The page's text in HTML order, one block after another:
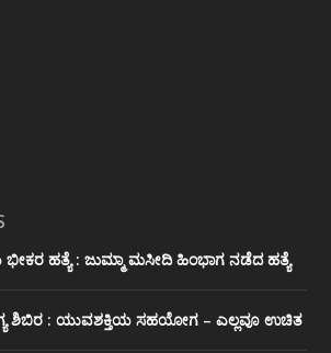
ಭೀಕರ‌ ಹತ್ಯೆ : ಜುಮ್ಮಾ ಮಸೀದಿ ಹಿಂಭಾಗ ನಡೆದ ಹತ್ಯೆ
ಶಿಬಿರ : ಯುವಶಕ್ತಿಯ ಸಹಯೋಗ – ಎಲ್ಲವೂ ಉಚಿತ